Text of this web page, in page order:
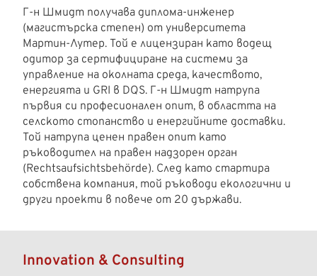
Г-н Шмидт получава диплома-инженер
(магистърска степен) от университета
Мартин-Лутер. Той е лицензиран като водещ
одитор за сертифициране на системи за
управление на околната среда, качеството,
енергията и GRI в DQS. Г-н Шмидт натрупа
първия си професионален опит, в областта на
селското стопанство и енергийните доставки.
Той натрупа ценен правен опит като
ръководител на правен надзорен орган
(Rechtsaufsichtsbehörde). След като стартира
собствена компания, той ръководи екологични и
други проекти в повече от 20 държави.
Innovation & Consulting